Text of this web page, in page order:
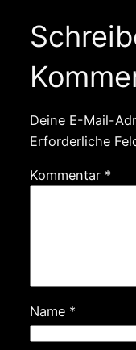
Deine E-Mail-
Erforderliche
Kommentar *
Name *